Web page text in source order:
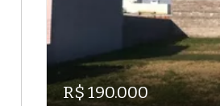
R$ 190.000